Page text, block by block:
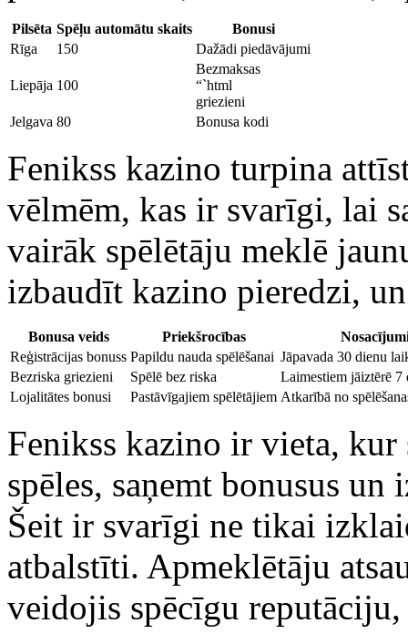
Pilsēta Spēļu automātu skaits
Bonusi
Rīga
150 Dažādi piedāvājumi
Liepāja 100
Bezmaksas
“`html
griezieni
Jelgava 80 Bonusa kodi
Fenikss kazino turpina
vēlmēm, kas ir svarīgi, lai
vairāk spēlētāju meklē
izbaudīt kazino pieredzi,
Bonusa veids Priekšrocības
Reģistrācijas bonuss Papildu nauda spēlēšanai Jāpavada 30 dienu
Bezriska griezieni
Spēlē bez riska
Laimestiem jāiztērē 7
Lojalitātes bonusi
Pastāvīgajiem spēlētājiem Atkarībā no
Fenikss kazino ir vieta, kur
spēles, saņemt bonusus
Šeit ir svarīgi ne tikai
atbalstīti. Apmeklētāju
veidojis spēcīgu